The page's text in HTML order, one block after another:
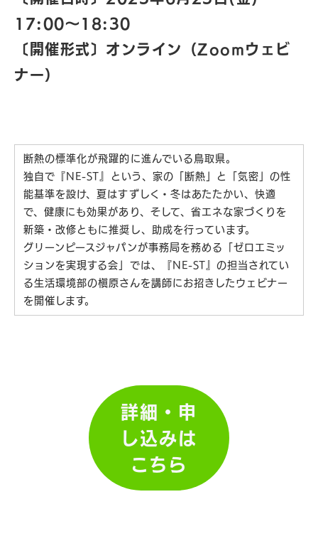
17:00〜18:30
〔開催形式〕オンライン（Zoomウェビ
ナー）
断熱の標準化が飛躍的に進んでいる鳥取県。
独自で『NE-ST』という、家の「断熱」と「気密」の性
能基準を設け、夏はすずしく・冬はあたたかい、快適
で、健康にも効果があり、そして、省エネな家づくりを
新築・改修ともに推奨し、助成を行っています。
グリーンピースジャパンが事務局を務める「ゼロエミッ
ションを実現する会」では、『NE-ST』の担当されてい
る生活環境部の槇原さんを講師にお招きしたウェビナー
を開催します。
詳細・申
し込みは
こちら